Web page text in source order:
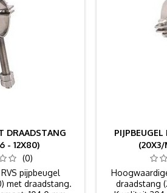
DRAADSTANG
- 12X80)
(0)
pijpbeugel
met draadstang.
draadstang